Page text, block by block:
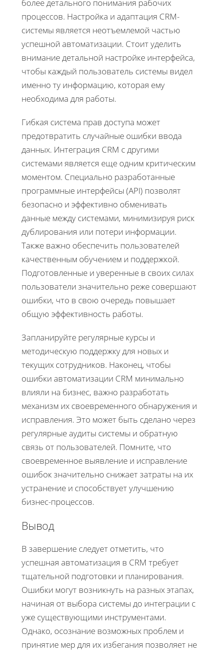
более детального понимания рабочих
процессов. Настройка и адаптация CRM-
системы является неотъемлемой частью
успешной автоматизации. Стоит уделить
внимание детальной настройке интерфейса,
чтобы каждый пользователь системы видел
именно ту информацию, которая ему
необходима для работы.
Гибкая система прав доступа может
предотвратить случайные ошибки ввода
данных. Интеграция CRM с другими
системами является еще одним критическим
моментом. Специально разработанные
программные интерфейсы (API) позволят
безопасно и эффективно обменивать
данные между системами, минимизируя риск
дублирования или потери информации.
Также важно обеспечить пользователей
качественным обучением и поддержкой.
Подготовленные и уверенные в своих силах
пользователи значительно реже совершают
ошибки, что в свою очередь повышает
общую эффективность работы.
Запланируйте регулярные курсы и
методическую поддержку для новых и
текущих сотрудников. Наконец, чтобы
ошибки автоматизации CRM минимально
влияли на бизнес, важно разработать
механизм их своевременного обнаружения и
исправления. Это может быть сделано через
регулярные аудиты системы и обратную
связь от пользователей. Помните, что
своевременное выявление и исправление
ошибок значительно снижает затраты на их
устранение и способствует улучшению
бизнес-процессов.
Вывод
В завершение следует отметить, что
успешная автоматизация в CRM требует
тщательной подготовки и планирования.
Ошибки могут возникнуть на разных этапах,
начиная от выбора системы до интеграции с
уже существующими инструментами.
Однако, осознание возможных проблем и
принятие мер для их избегания позволяет не